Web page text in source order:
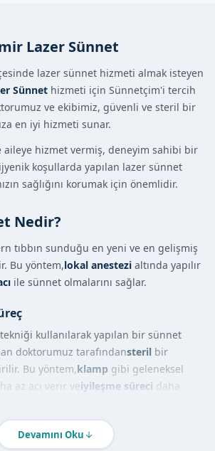
Lazer Sünnet
lazer sünnet hizmeti almak isteyen
Sünnet hizmeti için Sünnetçim'i tercih
ve ekibimiz, güvenli ve steril bir
en iyi hizmeti sunar.
aileye hizmet vermiş, deneyim sahibi bir
koşullarda yapılan lazer sünnet
sağlığını korumak için önemlidir.
Nedir?
tıbbın sunduğu en yeni ve en gelişmiş
Bu yöntem,lokal anestezi altında yapılır
ile sünnet olmalarını sağlar.
kullanılarak yapılan bir sünnet
doktorumuz tarafındansteril bir
Bu yöntem,klamp gibi geleneksel
az acı verir veiyileşme süreci daha
Karşılaştırma
Devamını Oku